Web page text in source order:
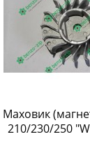
Маховик
210/230/250